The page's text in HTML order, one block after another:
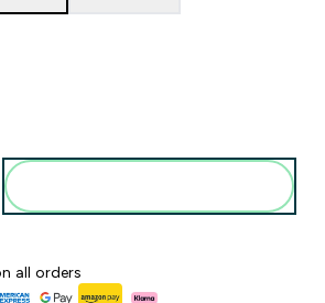
price
all orders